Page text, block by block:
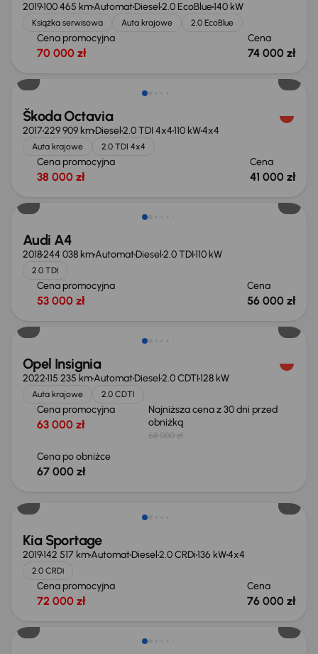
2019100 465 kmAutomatDiesel2.0 EcoBlue140 kW
Książka serwisowa Auta krajowe 2.0 EcoBlue
Cena promocyjna
70 000 zł
Cena
74 000 zł
Škoda Octavia
2017229 909 kmDiesel2.0 TDI 4x4110 kW4x4
Auta krajowe 2.0 TDI 4x4
Cena promocyjna
38 000 zł
Cena
41 000 zł
Możliwość odliczenia VAT
Audi A4
2018244 038 kmAutomatDiesel2.0 TDI110 kW
2.0 TDI
Cena promocyjna
53 000 zł
Cena
56 000 zł
Taniej o 1 000 zł
Opel Insignia
2022115 235 kmAutomatDiesel2.0 CDTI128 kW
Auta krajowe 2.0 CDTI
Cena promocyjna
63 000 zł
Najniższa cena z 30 dni przed
obniżką
68 000 zł
Cena po obniżce
67 000 zł
Kia Sportage
2019142 517 kmAutomatDiesel2.0 CRDi136 kW4x4
2.0 CRDi
Cena promocyjna
72 000 zł
Cena
76 000 zł